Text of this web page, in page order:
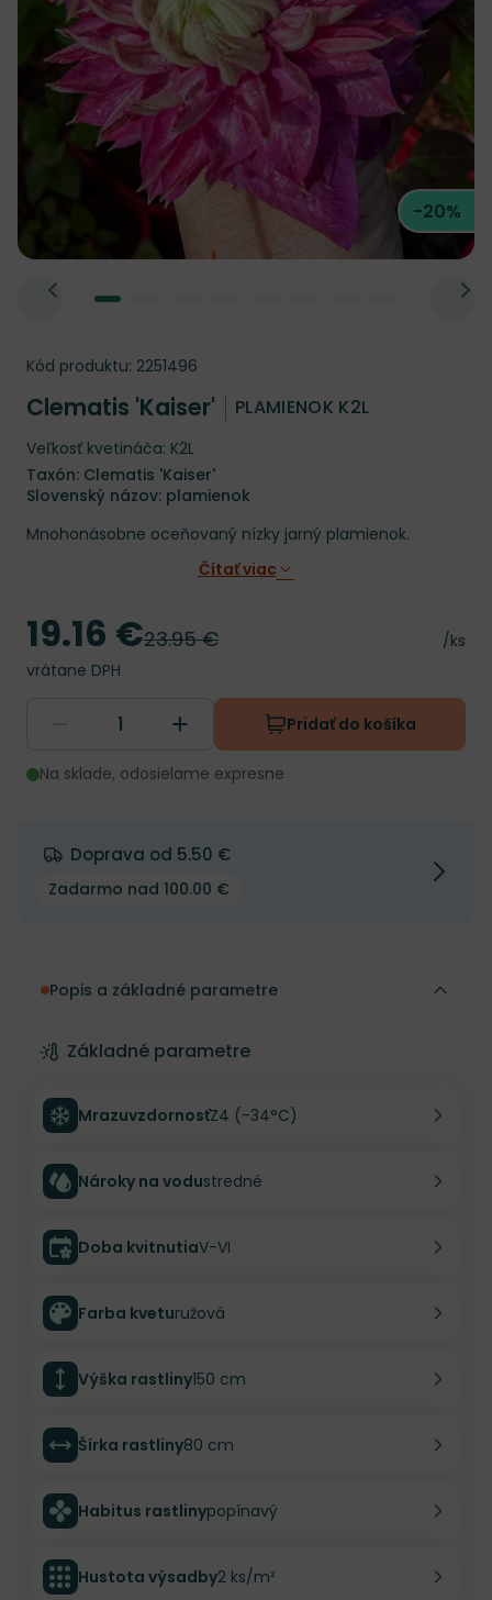
-20%
Kód produktu: 2251496
Clematis 'Kaiser' PLAMIENOK K2L
Veľkosť kvetináča: K2L
Taxón: Clematis 'Kaiser'
Slovenský názov: plamienok
Mnohonásobne oceňovaný nízky jarný plamienok.
Čítať viac
Pôvodná cena
23.95 € Cena
/ks
Cena
19.16 €
vrátane DPH
Pridať do košíka
Na sklade, odosielame expresne
Doprava od 5.50 €
Zadarmo nad 100.00 €
Popis a základné parametre
Základné parametre
MrazuvzdornosťZ4 (-34°C)
Nároky na vodustredné
Doba kvitnutiaV-VI
Farba kveturužová
Výška rastliny150 cm
Šírka rastliny80 cm
Habitus rastlinypopínavý
Hustota výsadby2 ks/m²